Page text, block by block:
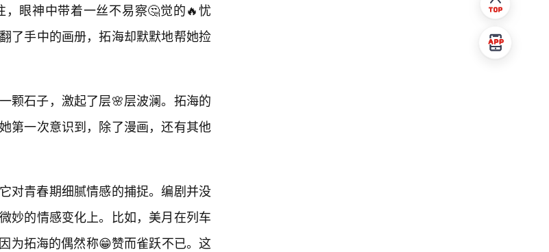
眼神中带着一丝不易察🤔觉的🔥忧
了手中的画册，拓海却默默地帮她捡
颗石子，激起了层🌸层波澜。拓海的
第一次意识到，除了漫画，还有其他
对青春期细腻情感的捕捉。编剧并没
妙的情感变化上。比如，美月在列车
为拓海的偶然称😁赞而雀跃不已。这